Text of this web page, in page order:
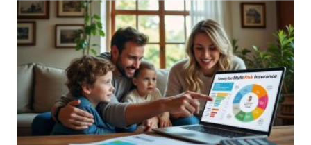
Submit Comment